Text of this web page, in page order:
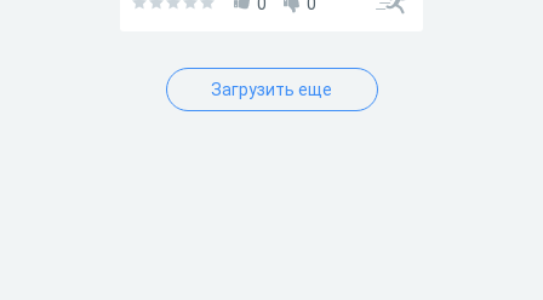
Загрузить еще